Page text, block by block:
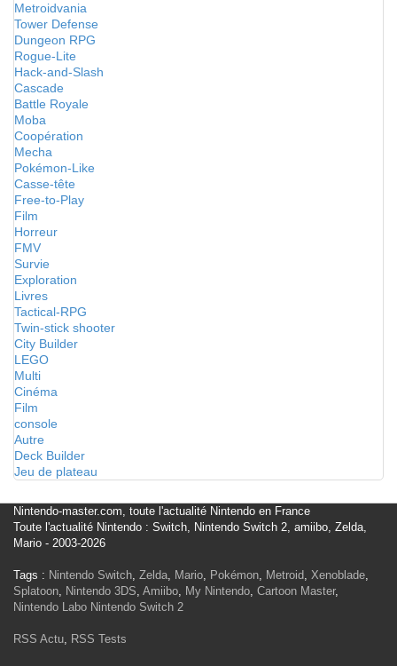
Metroidvania
Tower Defense
Dungeon RPG
Rogue-Lite
Hack-and-Slash
Cascade
Battle Royale
Moba
Coopération
Mecha
Pokémon-Like
Casse-tête
Free-to-Play
Film
Horreur
FMV
Survie
Exploration
Livres
Tactical-RPG
Twin-stick shooter
City Builder
LEGO
Multi
Cinéma
Film
console
Autre
Deck Builder
Jeu de plateau
Nintendo-master.com, toute l'actualité Nintendo en France
Toute l'actualité Nintendo : Switch, Nintendo Switch 2, amiibo, Zelda,
Mario - 2003-2026
Tags : Nintendo Switch, Zelda, Mario, Pokémon, Metroid, Xenoblade,
Splatoon, Nintendo 3DS, Amiibo, My Nintendo, Cartoon Master,
Nintendo Labo Nintendo Switch 2
RSS Actu, RSS Tests